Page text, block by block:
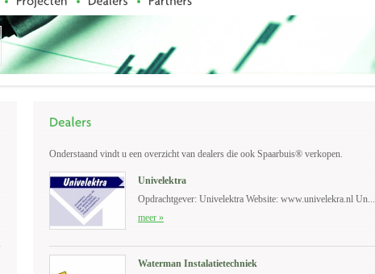
Onderstaand vindt u een overzicht van dealers die ook Spaarbuis® verkopen.
Univelektra
Opdrachtgever: Univelektra Website: www.univelekra.nl Un...
meer »
Waterman Instalatietechniek